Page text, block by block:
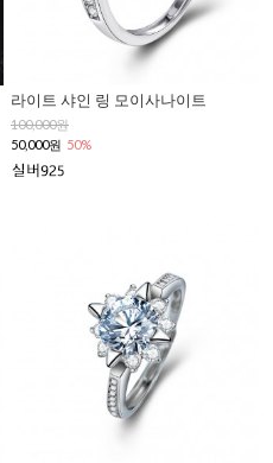
라이트 샤인 링 모이사나이트
100,000원
50,000원 50%